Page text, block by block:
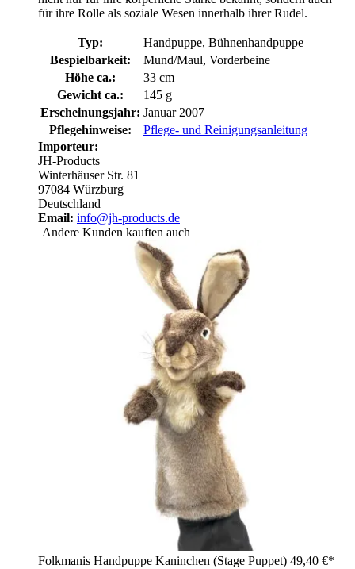
für ihre Rolle als soziale Wesen innerhalb ihrer Rudel.
Typ:
Handpuppe, Bühnenhandpuppe
Bespielbarkeit:
Mund/Maul, Vorderbeine
Höhe ca.:
33 cm
Gewicht ca.:
145 g
Erscheinungsjahr: Januar 2007
Pflegehinweise:
Pflege- und Reinigungsanleitung
Importeur:
JH-Products
Winterhäuser Str. 81
97084 Würzburg
Deutschland
Email: info@jh-products.de
Andere Kunden kauften auch
Folkmanis Handpuppe Kaninchen (Stage Puppet) 49,40 €*